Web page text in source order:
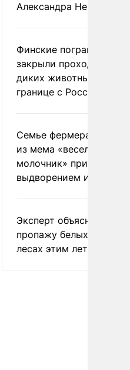
Александра Невзорова
Финские пограничники
закрыли проходы для
диких животных на
границе с Россией
Семье фермера
из мема «веселый
молочник» пригрозили
выдворением из
Эксперт объяснил
пропажу белых грибов
лесах этим летом